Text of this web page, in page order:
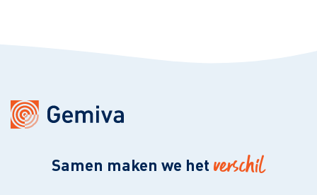
Samen maken we het verschil